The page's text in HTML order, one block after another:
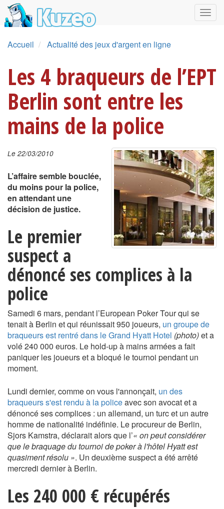
Accueil Actualité des jeux d'argent en ligne
Les 4 braqueurs de l’EPT
Berlin sont entre les
mains de la police
Le 22/03/2010
L’affaire semble bouclée,
du moins pour la police,
en attendant une
décision de justice.
Le premier
suspect a
dénoncé ses complices à la
police
Samedi 6 mars, pendant l’European Poker Tour qui se
tenait à Berlin et qui réunissait 950 joueurs, un groupe de
braqueurs est rentré dans le Grand Hyatt Hotel (photo)et a
volé 240 000 euros. Le hold-up à mains armées a fait
paniquer les joueurs et a bloqué le tournoi pendant un
moment.
Lundi dernier, comme on vous l'annonçait, un des
braqueurs s'est rendu à la policeavec son avocat et a
dénoncé ses complices : un allemand, un turc et un autre
homme de nationalité indéfinie. Le procureur de Berlin,
Sjors Kamstra, déclarait alors que l’« on peut considérer
que le braquage du tournoi de poker à l'hôtel Hyatt est
quasiment résolu ». Un deuxième suspect a été arrêté
mercredi dernier à Berlin.
Les 240 000 € récupérés